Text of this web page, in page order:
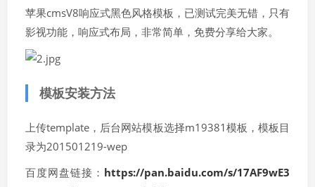
苹果cmsV8响应式黑色风格模板，已测试完美无错，只有
影视功能，响应式布局，非常简单，免费分享给大家。
模板安装方法
上传template，后台网站模板选择m19381模板，模板目
录为201501219-wep
百度网盘链接： https://pan.baidu.com/s/17AF9wE3